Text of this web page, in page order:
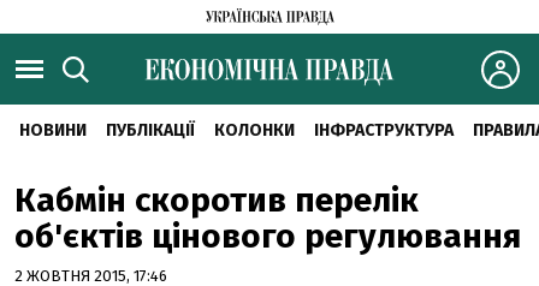
НОВИНИ ПУБЛІКАЦІЇ КОЛОНКИ ІНФРАСТРУКТУРА
Кабмін скоротив перелік
об'єктів цінового регулювання
2 ЖОВТНЯ 2015, 17:46